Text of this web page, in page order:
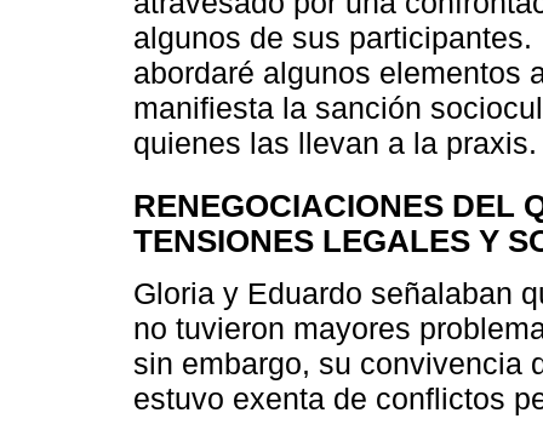
algunos de sus
abordaré algunos elementos
manifiesta la sanción
quienes las llevan a la praxis.
RENEGOCIACIONES DEL
TENSIONES LEGALES Y
Gloria y Eduardo señalaban
no tuvieron mayores
sin embargo, su convivencia
estuvo exenta de conflictos